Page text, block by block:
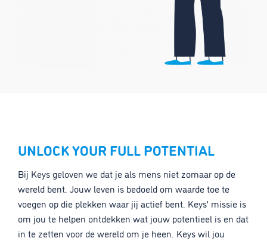
UNLOCK YOUR FULL POTENTIAL
Bij Keys geloven we dat je als mens niet zomaar op de
wereld bent. Jouw leven is bedoeld om waarde toe te
voegen op die plekken waar jij actief bent. Keys’ missie is
om jou te helpen ontdekken wat jouw potentieel is en dat
in te zetten voor de wereld om je heen. Keys wil jou